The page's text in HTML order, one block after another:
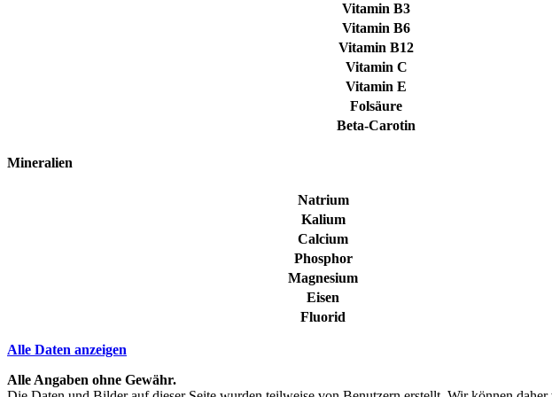
Vitamin B3
Vitamin B6
Vitamin B12
Vitamin C
Vitamin E
Folsäure
Beta-Carotin
Mineralien
Natrium
Kalium
Calcium
Phosphor
Magnesium
Eisen
Fluorid
Alle Daten anzeigen
Alle Angaben ohne Gewähr.